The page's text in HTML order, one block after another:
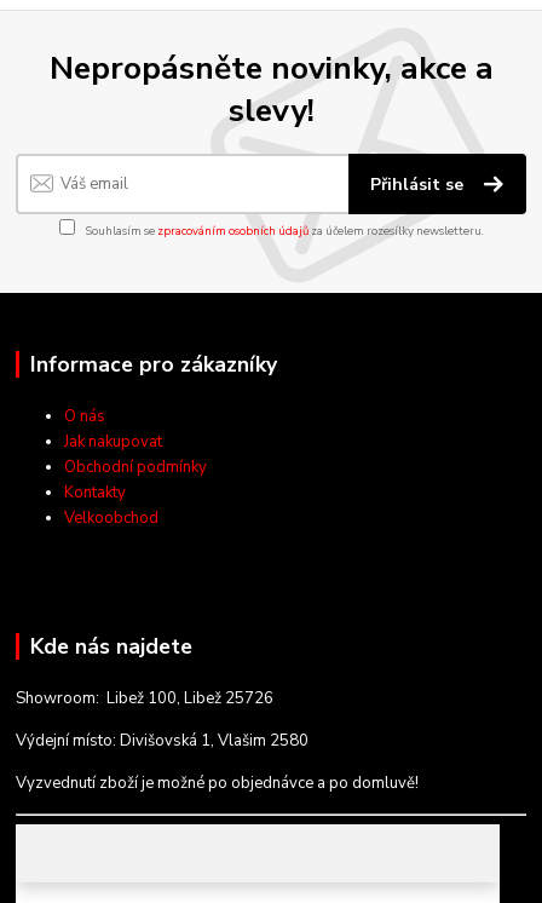
Nepropásněte novinky, akce a
slevy!
Přihlásit se
Souhlasím se zpracováním osobních údajůza účelem rozesílky newsletteru.
Informace pro zákazníky
O nás
Jak nakupovat
Obchodní podmínky
Kontakty
Velkoobchod
Kde nás najdete
Showroom: Libež 100, Libež 25726
Výdejní místo: Divišovská 1, Vlašim 2580
Vyzvednutí zboží je možné po objednávce a po domluvě!